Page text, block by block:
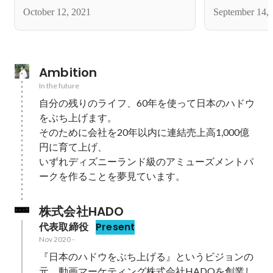
完全無料】
October 12, 2021
September 14,
Ambition
In the future
自分の残りのライフ、60年を使って日本のハドウ
をぶち上げます。
そのために会社を20年以内に連結売上高1,000億
円に育て上げ、
いずれディズニーランド級のアミューズメントパ
ークを作ることを夢見ています。
株式会社HADO
代表取締役 Present
Nov 2020-
『日本のハドウをぶち上げる』というビジョンの
元、動画マーケティング株式会社HADOを創業し